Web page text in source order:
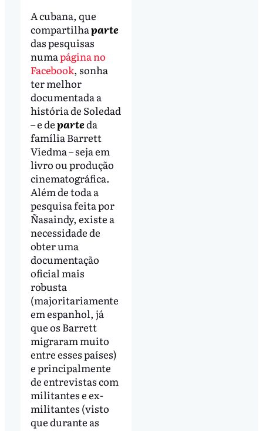
A cubana, que
compartilhaparte
das pesquisas
numapágina no
Facebook, sonha
ter melhor
documentada a
história de Soledad
– e departeda
família Barrett
Viedma – seja em
livro ou produção
cinematográfica.
Além de toda a
pesquisa feita por
Ñasaindy, existe a
necessidade de
obter uma
documentação
oficial mais
robusta
(majoritariamente
em espanhol, já
que os Barrett
migraram muito
entre esses países)
e principalmente
de entrevistas com
militantes e ex-
militantes (visto
que durante as